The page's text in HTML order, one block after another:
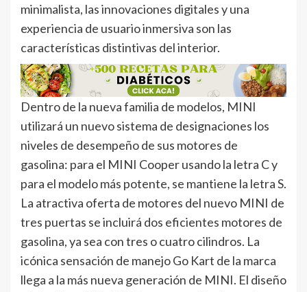
minimalista, las innovaciones digitales y una
experiencia de usuario inmersiva son las
características distintivas del interior.
Dentro de la nueva familia de modelos, MINI
utilizará un nuevo sistema de designaciones los
niveles de desempeño de sus motores de
gasolina: para el MINI Cooper usando la letra C y
para el modelo más potente, se mantiene la letra S.
La atractiva oferta de motores del nuevo MINI de
tres puertas se incluirá dos eficientes motores de
gasolina, ya sea con tres o cuatro cilindros. La
icónica sensación de manejo Go Kart de la marca
llega a la más nueva generación de MINI. El diseño